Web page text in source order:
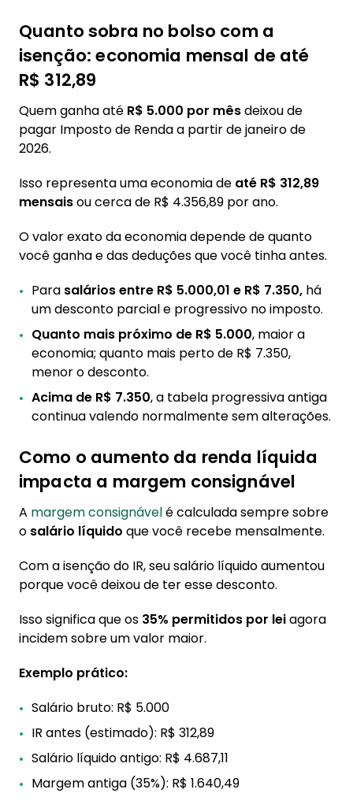
3.2. Para aposentados e pensionistas INSS:
verificação pelo app Meu INSS
3.3. Para servidores públicos: como
consultar no SIGEPE
4. Vale a pena contratar empréstimo
consignado com a nova margem de 2026?
pela isenção do IR
4.2. Quando esperar para juntar margem do
reajuste salarial + isenção IR
Quanto sobra no bolso com a
isenção: economia mensal de até
R$ 312,89
Quem ganha até R$ 5.000 por mêsdeixou de
pagar Imposto de Renda a partir de janeiro de
2026.
Isso representa uma economia de até R$ 312,89
mensaisou cerca de R$ 4.356,89 por ano.
O valor exato da economia depende de quanto
você ganha e das deduções que você tinha antes.
Para salários entre R$ 5.000,01 e R$ 7.350, há
um desconto parcial e progressivo no imposto.
Quanto mais próximo de R$ 5.000, maior a
economia; quanto mais perto de R$ 7.350,
menor o desconto.
Acima de R$ 7.350, a tabela progressiva antiga
continua valendo normalmente sem alterações.
Como o aumento da renda líquida
impacta a margem consignável
A margem consignávelé calculada sempre sobre
o salário líquido que você recebe mensalmente.
Com a isenção do IR, seu salário líquido aumentou
porque você deixou de ter esse desconto.
Isso significa que os 35% permitidos por leiagora
incidem sobre um valor maior.
Exemplo prático:
Salário bruto: R$ 5.000
IR antes (estimado): R$ 312,89
Salário líquido antigo: R$ 4.687,11
Margem antiga (35%): R$ 1.640,49